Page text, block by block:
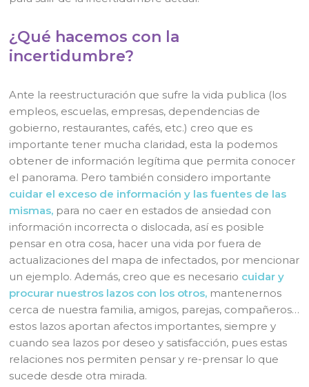
¿Qué hacemos con la
incertidumbre?
Ante la reestructuración que sufre la vida publica (los
empleos, escuelas, empresas, dependencias de
gobierno, restaurantes, cafés, etc.) creo que es
importante tener mucha claridad, esta la podemos
obtener de información legítima que permita conocer
el panorama. Pero también considero importante
cuidar el exceso de información y las fuentes de las
mismas, para no caer en estados de ansiedad con
información incorrecta o dislocada, así es posible
pensar en otra cosa, hacer una vida por fuera de
actualizaciones del mapa de infectados, por mencionar
un ejemplo. Además, creo que es necesario cuidar y
procurar nuestros lazos con los otros, mantenernos
cerca de nuestra familia, amigos, parejas, compañeros…
estos lazos aportan afectos importantes, siempre y
cuando sea lazos por deseo y satisfacción, pues estas
relaciones nos permiten pensar y re-prensar lo que
sucede desde otra mirada.